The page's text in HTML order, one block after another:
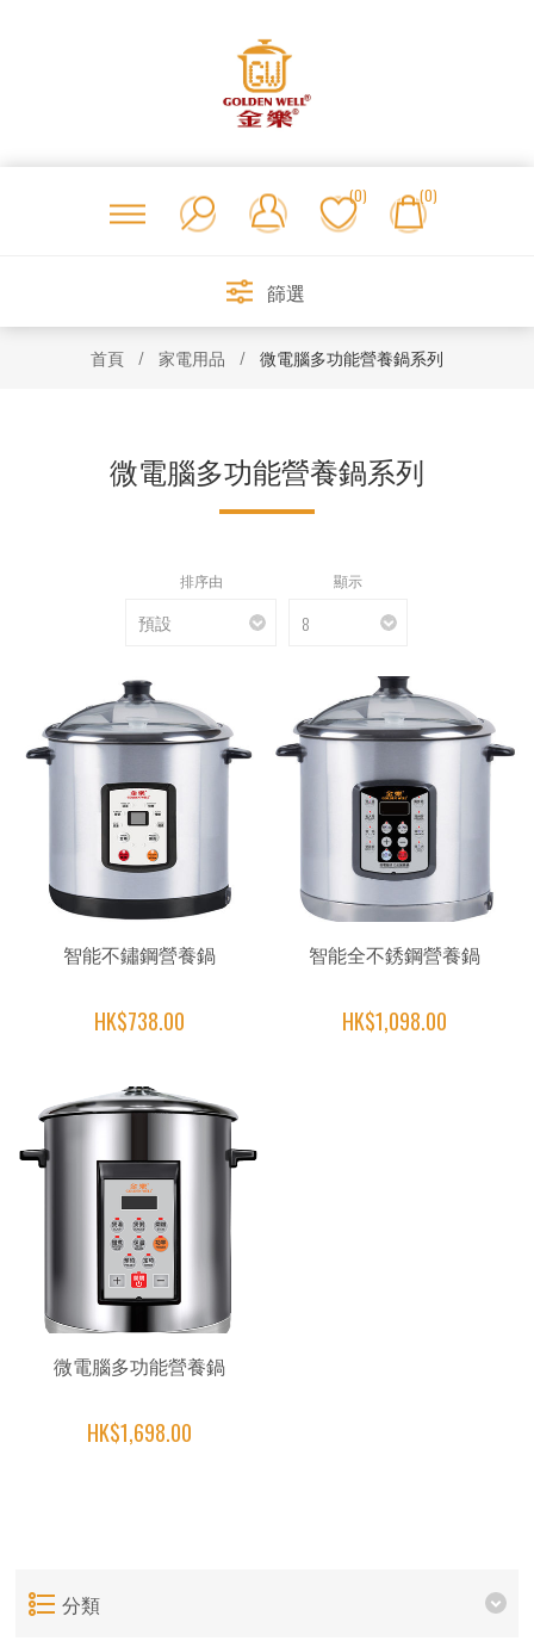
(0) (0)
篩選
首頁 / 家電用品 / 微電腦多功能營養鍋系列
微電腦多功能營養鍋系列
排序由 顯示
智能不鏽鋼營養鍋
HK$738.00
智能全不銹鋼營養鍋
HK$1,098.00
微電腦多功能營養鍋
HK$1,698.00
分類